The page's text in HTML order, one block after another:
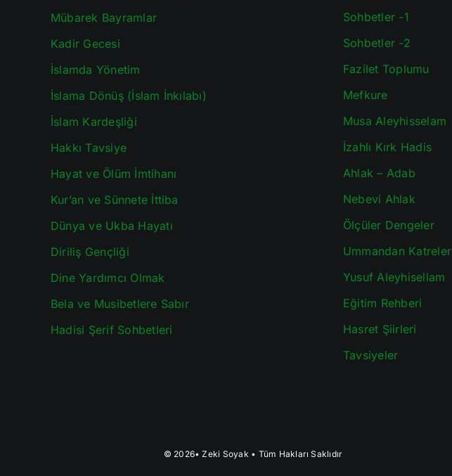
Mübarek Bayramlar
Kadir Gecesi
İslamda Yönetim
İslama Dönüş (İslam İnkılabı)
İslam Kardeşliği
Hakkı Tavsiye
Hayat ve Ölüm İmtihanı
Kur’an ve Sünnete İttiba
Dünya ve Ukba Hayatı
Diriliş Gençliği
Dine Yardımcı Olmak
Bela ve Musibetlere Sabır
Hadisi Şerif Sohbetleri
Sohbetler -1
Sohbetler -2
Fazilet Toplumu
Mefkure
Musa Aleyhisselam
İzahlı Kırk Hadis
Ahlak – Adab
Nebevi Ahlak
Ölçüler Dengeler
Ummandan Katreler
Yusuf Aleyhisellam
Eğitim Rehberi
Hasret Şiirleri
Tavsiyeler
© 2026•Zeki Soyak• Tüm Hakları Saklıdır